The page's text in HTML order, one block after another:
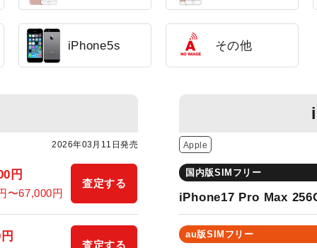
iPhone5s その他
2026年03月11日発売
円
〜67,000円
査定する
査定する
Apple
国内版SIMフリー
iPhone17 Pro Max
au版SIMフリー